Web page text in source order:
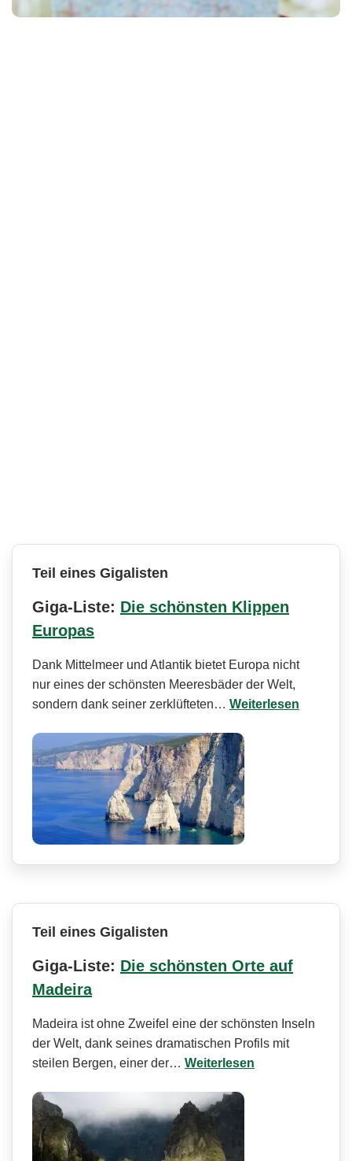
Teil eines Gigalisten
Giga-Liste: Die schönsten Klippen
Europas
Dank Mittelmeer und Atlantik bietet Europa nicht
nur eines der schönsten Meeresbäder der Welt,
sondern dank seiner zerklüfteten… Weiterlesen
Teil eines Gigalisten
Giga-Liste: Die schönsten Orte auf
Madeira
Madeira ist ohne Zweifel eine der schönsten Inseln
der Welt, dank seines dramatischen Profils mit
steilen Bergen, einer der… Weiterlesen